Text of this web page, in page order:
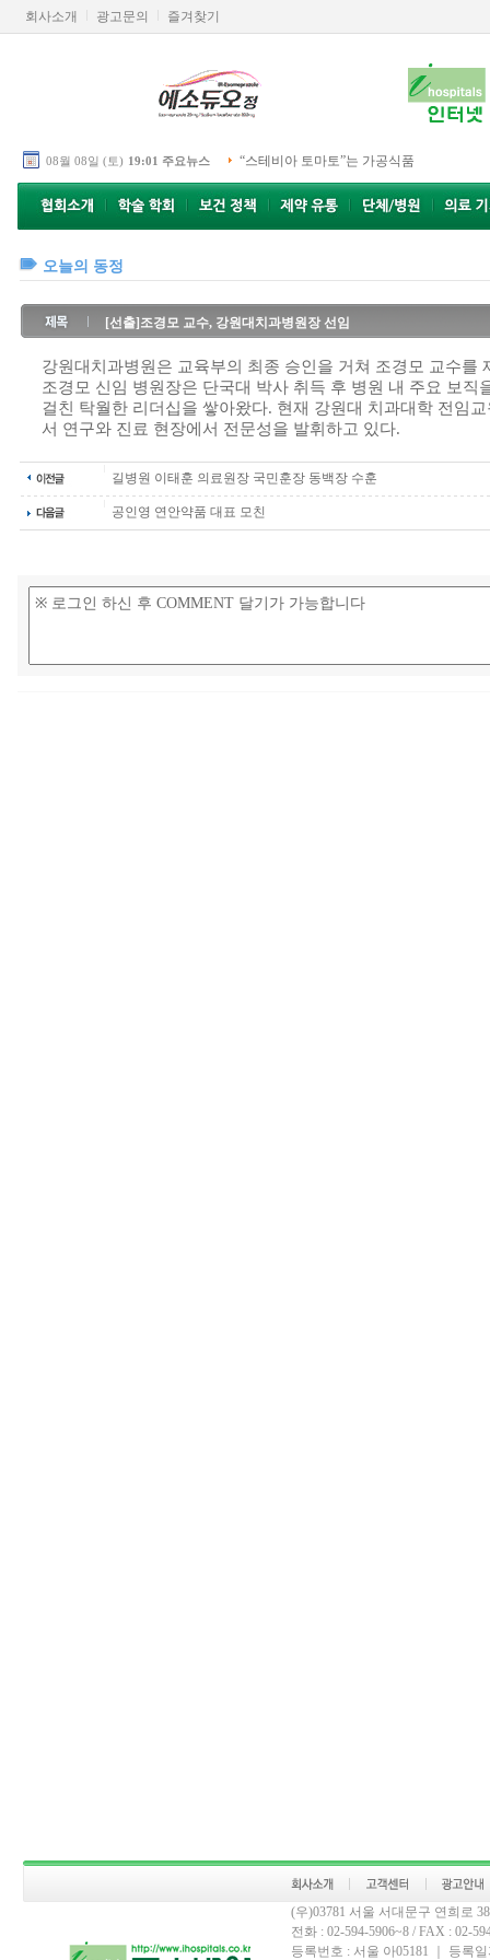
회사소개 광고문의 즐겨찾기
08월 08일 (토) 19:01 주요뉴스 “스테비아 토마토”는 가공식품
오늘의 동정
[선출]조경모 교수, 강원대치과병원장 선임
강원대치과병원은 교육부의 최종 승인을 거쳐 조경모 교수를
조경모 신임 병원장은 단국대 박사 취득 후 병원 내 주요 보직
걸친 탁월한 리더십을 쌓아왔다. 현재 강원대 치과대학 전임
서 연구와 진료 현장에서 전문성을 발휘하고 있다.
길병원 이태훈 의료원장 국민훈장 동백장 수훈
공인영 연안약품 대표 모친
(우)03781 서울 서대문구 연희로
전화 : 02-594-5906~8 / FAX : 02-
등록번호 : 서울 아05181 ｜ 등록